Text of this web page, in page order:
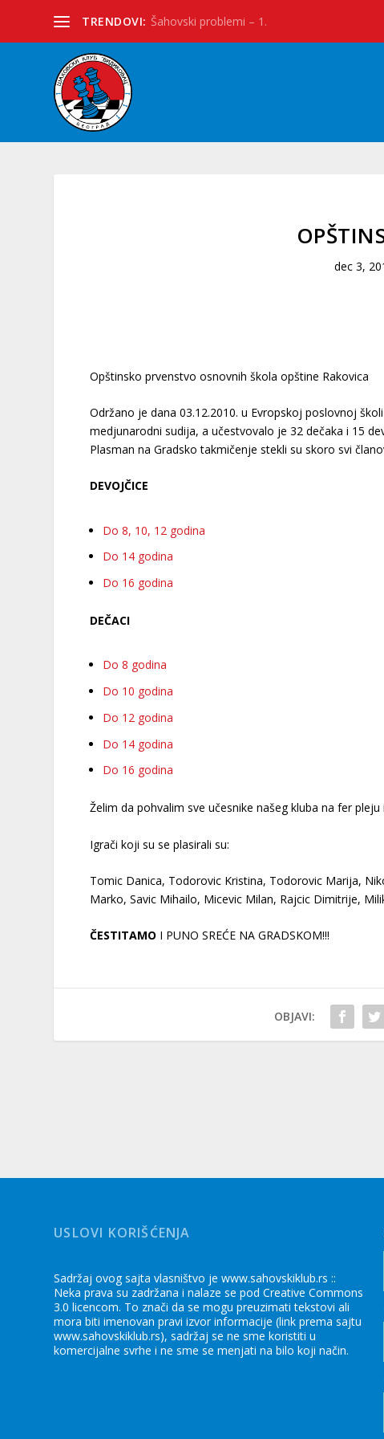
TRENDOVI: Šahovski problemi – 1.
dec 3,
Opštinsko prvenstvo osnovnih škola opštine Rakovica
Održano je dana 03.12.2010. u Evropskoj poslovnoj
medjunarodni sudija, a učestvovalo je 32 dečaka i 15
Plasman na Gradsko takmičenje stekli su skoro svi
DEVOJČICE
Do 8, 10, 12 godina
Do 14 godina
Do 16 godina
DEČACI
Do 8 godina
Do 10 godina
Do 12 godina
Do 14 godina
Do 16 godina
Želim da pohvalim sve učesnike našeg kluba na fer
Igrači koji su se plasirali su:
Tomic Danica, Todorovic Kristina, Todorovic Marija,
Marko, Savic Mihailo, Micevic Milan, Rajcic Dimitrije,
ČESTITAMO I PUNO SREĆE NA GRADSKOM!!!
OBJAVI:
USLOVI KORIŠĆENJA
Sadržaj ovog sajta vlasništvo je www.sahovskiklub.rs ::
Neka prava su zadržana i nalaze se pod Creative Commons
3.0 licencom. To znači da se mogu preuzimati tekstovi ali
mora biti imenovan pravi izvor informacije (link prema sajtu
www.sahovskiklub.rs), sadržaj se ne sme koristiti u
komercijalne svrhe i ne sme se menjati na bilo koji način.